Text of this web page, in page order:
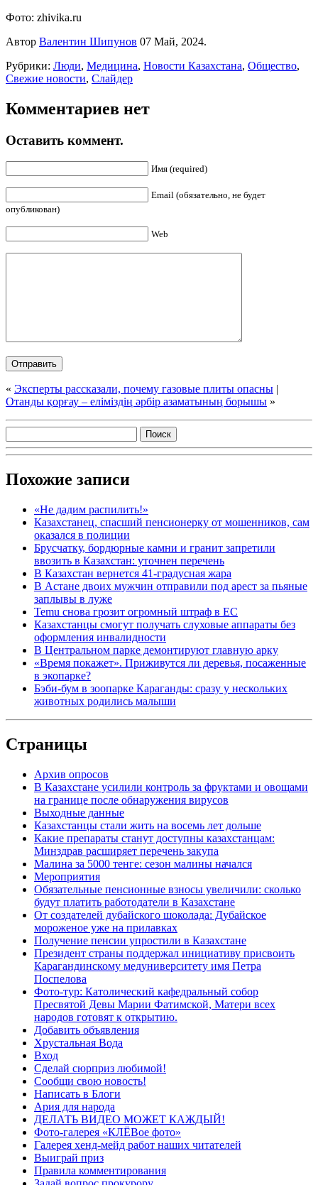
Фото: zhivika.ru
Автор Валентин Шипунов 07 Май, 2024.
Рубрики: Люди, Медицина, Новости Казахстана, Общество,
Свежие новости, Слайдер
Комментариев нет
Оставить коммент.
Имя (required)
Email (обязательно, не будет
опубликован)
Web
« Эксперты рассказали, почему газовые плиты опасны |
Отанды қорғау – еліміздің әрбір азаматының борышы »
Похожие записи
«Не дадим распилить!»
Казахстанец, спасший пенсионерку от мошенников, сам
оказался в полиции
Брусчатку, бордюрные камни и гранит запретили
ввозить в Казахстан: уточнен перечень
В Казахстан вернется 41-градусная жара
В Астане двоих мужчин отправили под арест за пьяные
заплывы в луже
Temu снова грозит огромный штраф в ЕС
Казахстанцы смогут получать слуховые аппараты без
оформления инвалидности
В Центральном парке демонтируют главную арку
«Время покажет». Приживутся ли деревья, посаженные
в экопарке?
Бэби-бум в зоопарке Караганды: сразу у нескольких
животных родились малыши
Страницы
Архив опросов
В Казахстане усилили контроль за фруктами и овощами
на границе после обнаружения вирусов
Выходные данные
Казахстанцы стали жить на восемь лет дольше
Какие препараты станут доступны казахстанцам:
Минздрав расширяет перечень закупа
Малина за 5000 тенге: сезон малины начался
Мероприятия
Обязательные пенсионные взносы увеличили: сколько
будут платить работодатели в Казахстане
От создателей дубайского шоколада: Дубайское
мороженое уже на прилавках
Получение пенсии упростили в Казахстане
Президент страны поддержал инициативу присвоить
Карагандинскому медуниверситету имя Петра
Поспелова
Фото-тур: Католический кафедральный собор
Пресвятой Девы Марии Фатимской, Матери всех
народов готовят к открытию.
Добавить объявления
Хрустальная Вода
Вход
Сделай сюрприз любимой!
Сообщи свою новость!
Написать в Блоги
Ария для народа
ДЕЛАТЬ ВИДЕО МОЖЕТ КАЖДЫЙ!
Фото-галерея «КЛЁВое фото»
Галерея хенд-мейд работ наших читателей
Выиграй приз
Правила комментирования